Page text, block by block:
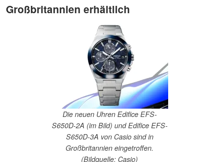
Großbritannien erhältlich
Die neuen Uhren Edifice EFS-
S650D-2A (im Bild) und Edifice EFS-
S650D-3A von Casio sind in
Großbritannien eingetroffen.
(Bildquelle: Casio)